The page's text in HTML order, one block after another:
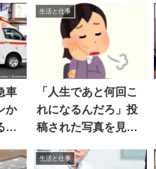
車
か
生活と仕事
「人生であと何回こ
れになるんだろ」投
稿された写真を見て
生活と仕事